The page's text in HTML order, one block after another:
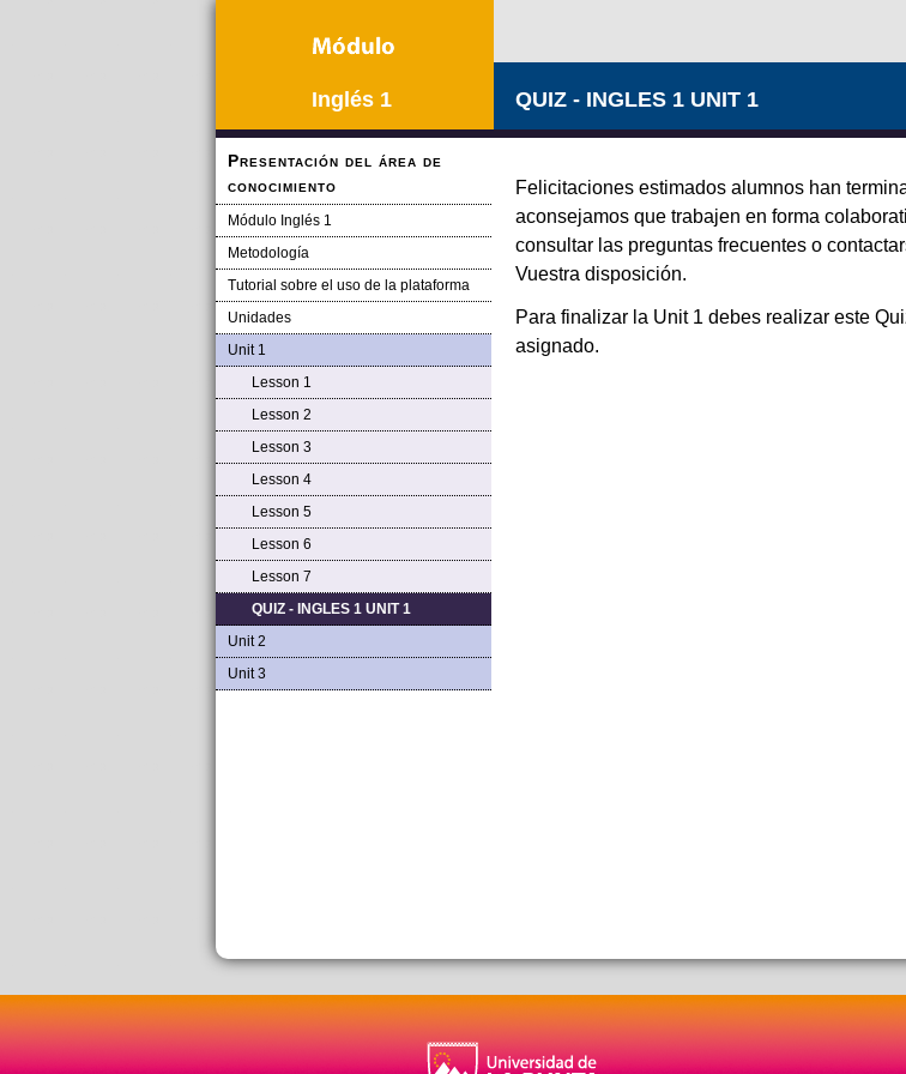
Inglés 1
Presentación del área de
conocimiento
Módulo Inglés 1
Metodología
Tutorial sobre el uso de la plataforma
Unidades
Unit 1
Lesson 1
Lesson 2
Lesson 3
Lesson 4
Lesson 5
Lesson 6
Lesson 7
QUIZ - INGLES 1 UNIT 1
Unit 2
Unit 3
QUIZ - INGLES 1 UNIT 1
Felicitaciones estimados alumnos han
aconsejamos que trabajen en forma
consultar las preguntas frecuentes o
Vuestra disposición.
Para finalizar la Unit 1 debes realizar este
asignado.